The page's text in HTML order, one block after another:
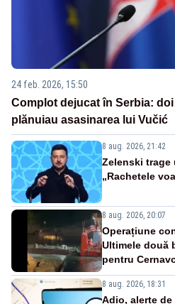
24 feb. 2026, 15:50
Complot dejucat în Serbia:
plănuiau asasinarea lui Vučić
8 aug. 2026, 21:42
Zelenski trage
„Rachetele
8 aug. 2026, 20:07
Operațiune
Ultimele două
pentru
8 aug. 2026, 18:31
Adio, alerte de